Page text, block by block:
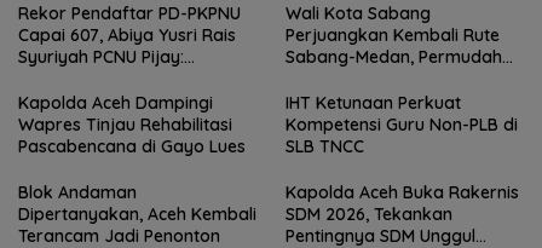
Rekor Pendaftar PD-PKPNU
Capai 607, Abiya Yusri Rais
Syuriyah PCNU Pijay:
Jantung Jam’iyah
Wali Kota Sabang
Perjuangkan Kembali Rute
Sabang-Medan, Permudah
Weh
Kapolda Aceh Dampingi
Wapres Tinjau Rehabilitasi
Pascabencana di Gayo Lues
IHT Ketunaan Perkuat
Kompetensi Guru Non-PLB di
SLB TNCC
Blok Andaman
Dipertanyakan, Aceh Kembali
Terancam Jadi Penonton
Kapolda Aceh Buka Rakernis
SDM 2026, Tekankan
Pentingnya SDM Unggul